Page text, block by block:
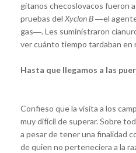
gitanos checoslovacos fueron
pruebas del Xyclon B―el agente
gas―. Les suministraron
ver cuánto tiempo tardaban en
Hasta que llegamos a las
Confieso que la visita a los
muy difícil de superar. Sobre
a pesar de tener una finalidad
de quien no perteneciera a la